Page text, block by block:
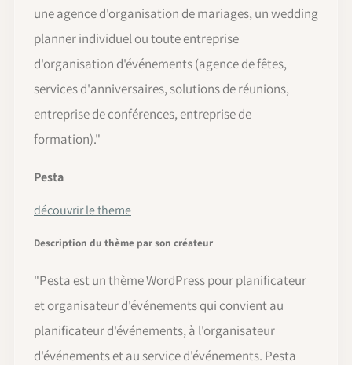
une agence d'organisation de mariages, un wedding
planner individuel ou toute entreprise
d'organisation d'événements (agence de fêtes,
services d'anniversaires, solutions de réunions,
entreprise de conférences, entreprise de
formation)."
Pesta
découvrir le theme
Description du thème par son créateur
"Pesta est un thème WordPress pour planificateur
et organisateur d'événements qui convient au
planificateur d'événements, à l'organisateur
d'événements et au service d'événements. Pesta